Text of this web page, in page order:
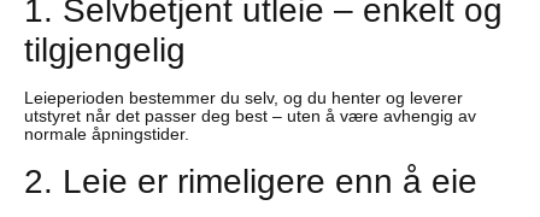
1. Selvbetjent utleie – enkelt og
tilgjengelig
Leieperioden bestemmer du selv, og du henter og leverer
utstyret når det passer deg best – uten å være avhengig av
normale åpningstider.
2. Leie er rimeligere enn å eie